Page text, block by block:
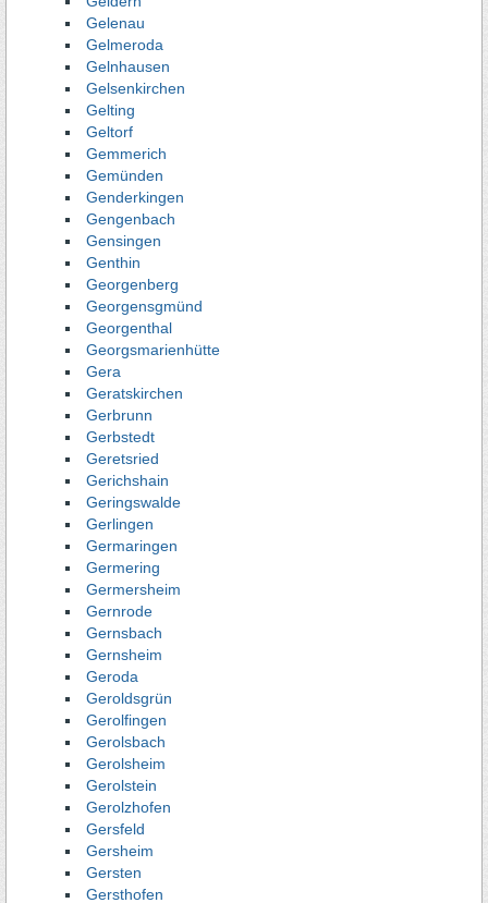
Gelenau
Gelmeroda
Gelnhausen
Gelsenkirchen
Gelting
Geltorf
Gemmerich
Gemünden
Genderkingen
Gengenbach
Gensingen
Genthin
Georgenberg
Georgensgmünd
Georgenthal
Georgsmarienhütte
Gera
Geratskirchen
Gerbrunn
Gerbstedt
Geretsried
Gerichshain
Geringswalde
Gerlingen
Germaringen
Germering
Germersheim
Gernrode
Gernsbach
Gernsheim
Geroda
Geroldsgrün
Gerolfingen
Gerolsbach
Gerolsheim
Gerolstein
Gerolzhofen
Gersfeld
Gersheim
Gersten
Gersthofen